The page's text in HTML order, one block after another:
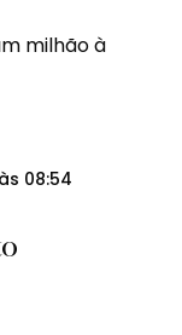
08:54